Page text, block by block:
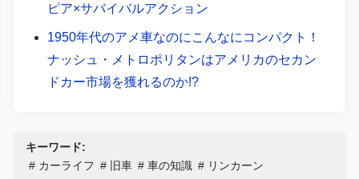
ピア×サバイバルアクション
1950年代のアメ車なのにこんなにコンパクト！
ナッシュ・メトロポリタンはアメリカのセカン
ドカー市場を獲れるのか!?
キーワード:
カーライフ
旧車 車の知識
リンカーン